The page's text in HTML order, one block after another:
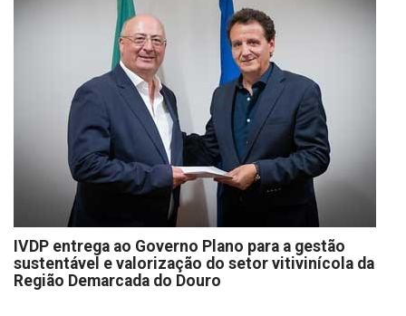
IVDP entrega ao Governo Plano para a gestão
sustentável e valorização do setor vitivinícola da
Região Demarcada do Douro